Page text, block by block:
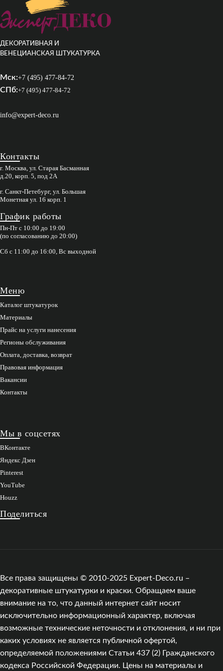
ДЕКОРАТИВНАЯ И
ВЕНЕЦИАНСКАЯ ШТУКАТУРКА
Мск:+7 (495) 477-84-72
СПб:+7 (495) 477-84-72
info@expert-deco.ru
Контакты
г. Москва, ул. Старая Басманная
д.20, корп. 5, под 2А
г. Санкт-Петебург, ул. Большая
Монетная ул. 16 корп. 1
График работы
Пн-Пт с 10:00 до 19:00
(по согласованию до 20:00)
Сб с 11:00 до 16:00, Вс выходной
Меню
Каталог штукатурок
Материалы
Прайс на услуги нанесения
Регионы обслуживания
Оплата, доставка, возврат
Правовая информация
Вакансии
Контакты
Мы в соцсетях
ВКонтакте
Яндекс Дзен
Pinterest
YouTube
Houzz
Поделиться
Все права защищены © 2010-2025 Expert-Deco.ru –
декоративные штукатурки и краски. Обращаем ваше
внимание на то, что данный интернет сайт носит
исключительно информационный характер, включая
возможные технические неточности и отклонения, и ни при
каких условиях не является публичной офертой,
определяемой положениями Статьи 437 (2) Гражданского
кодекса Российской Федерации. Цены на материалы и